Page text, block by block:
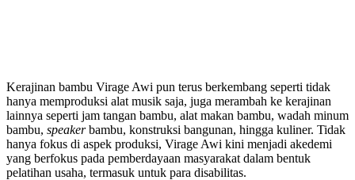
Kerajinan bambu Virage Awi pun terus berkembang seperti tidak
hanya memproduksi alat musik saja, juga merambah ke kerajinan
lainnya seperti jam tangan bambu, alat makan bambu, wadah minum
bambu, speakerbambu, konstruksi bangunan, hingga kuliner. Tidak
hanya fokus di aspek produksi, Virage Awi kini menjadi akedemi
yang berfokus pada pemberdayaan masyarakat dalam bentuk
pelatihan usaha, termasuk untuk para disabilitas.